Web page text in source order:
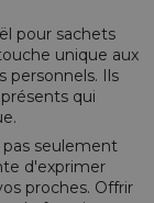
pour sachets
unique aux
personnels. Ils
qui
pas seulement
d'exprimer
proches. Offrir